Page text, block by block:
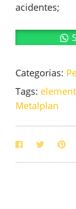
acidentes;
Categorias:
Tags:
Metalplan